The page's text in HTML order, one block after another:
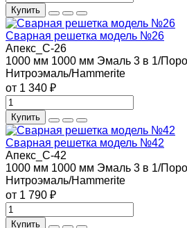
Купить
Сварная решетка модель №26
Апекс_С-26
1000 мм 1000 мм Эмаль 3 в 1/
Нитроэмаль/Hammerite
от 1 340 ₽
Купить
Сварная решетка модель №42
Апекс_С-42
1000 мм 1000 мм Эмаль 3 в 1/
Нитроэмаль/Hammerite
от 1 790 ₽
Купить